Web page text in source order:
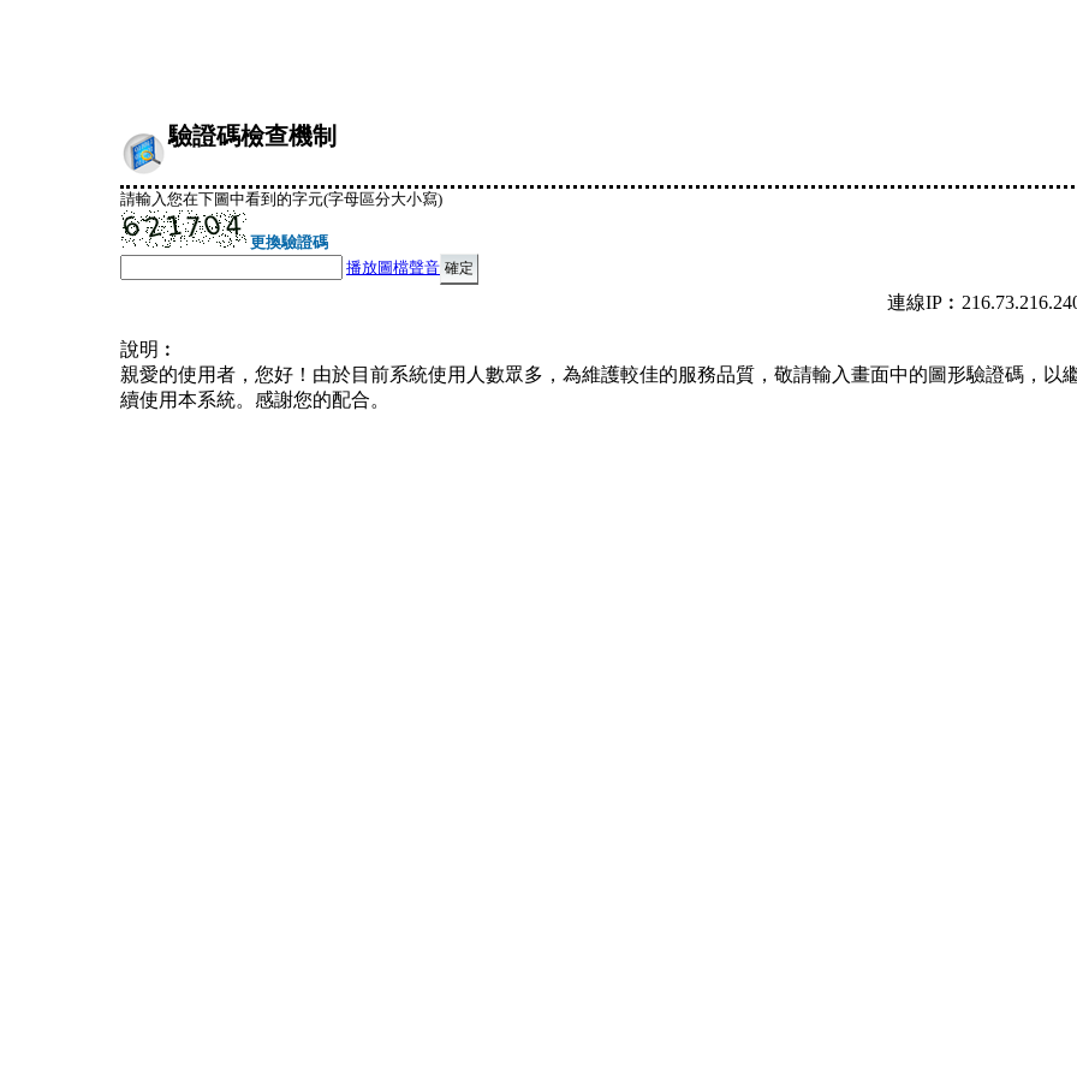
驗證碼檢查機制
請輸入您在下圖中看到的字元(字母區分大小寫)
更換驗證碼
播放圖檔聲音
連線
說明︰
親愛的使用者，您好！由於目前系統使用人數眾多，為維護較佳的服務品質，敬請輸入畫面中的圖形驗證碼，以
續使用本系統。感謝您的配合。